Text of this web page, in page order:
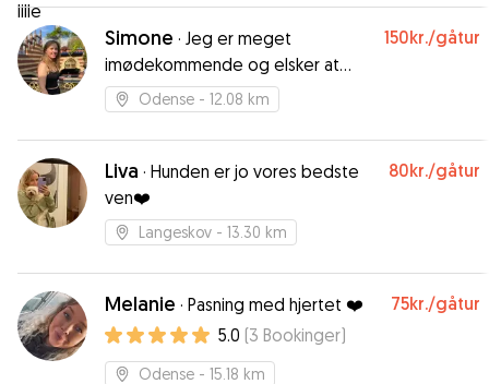
Simone · Jeg er meget
imødekommende og elsker at
være social og gå lange ture
150kr./gåtur
Odense - 12.08 km
Liva · Hunden er jo vores bedste
ven❤️
80kr./gåtur
Langeskov - 13.30 km
Melanie · Pasning med hjertet ❤️ 75kr./gåtur
5.0 (3 Bookinger)
Odense - 15.18 km